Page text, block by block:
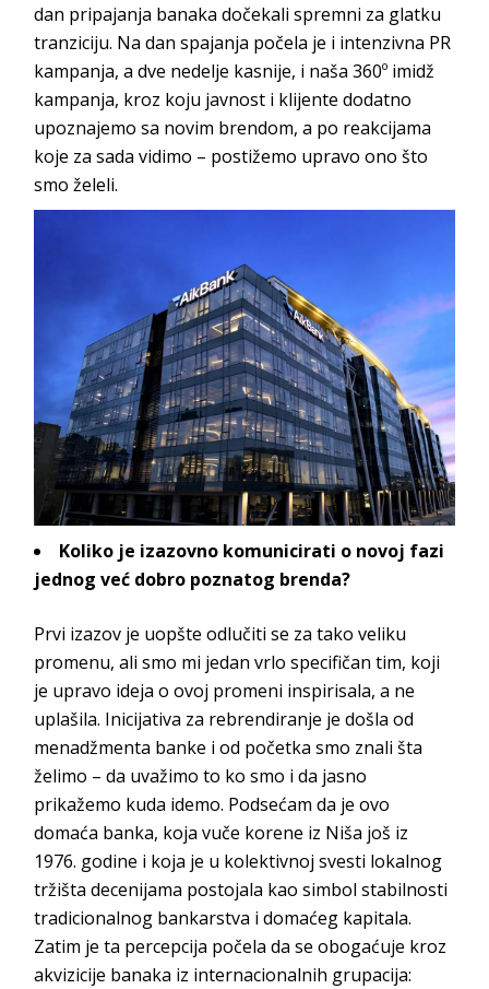
dan pripajanja banaka dočekali spremni za glatku
tranziciju. Na dan spajanja počela je i intenzivna PR
kampanja, a dve nedelje kasnije, i naša 360º imidž
kampanja, kroz koju javnost i klijente dodatno
upoznajemo sa novim brendom, a po reakcijama
koje za sada vidimo – postižemo upravo ono što
smo želeli.
Koliko je izazovno komunicirati o novoj fazi
jednog već dobro poznatog brenda?
Prvi izazov je uopšte odlučiti se za tako veliku
promenu, ali smo mi jedan vrlo specifičan tim, koji
je upravo ideja o ovoj promeni inspirisala, a ne
uplašila. Inicijativa za rebrendiranje je došla od
menadžmenta banke i od početka smo znali šta
želimo – da uvažimo to ko smo i da jasno
prikažemo kuda idemo. Podsećam da je ovo
domaća banka, koja vuče korene iz Niša još iz
1976. godine i koja je u kolektivnoj svesti lokalnog
tržišta decenijama postojala kao simbol stabilnosti
tradicionalnog bankarstva i domaćeg kapitala.
Zatim je ta percepcija počela da se obogaćuje kroz
akvizicije banaka iz internacionalnih grupacija: